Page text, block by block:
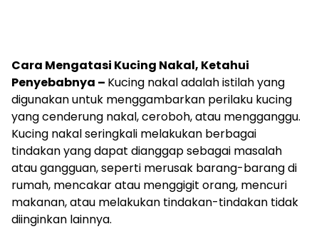
Cara Mengatasi Kucing Nakal, Ketahui
Penyebabnya – Kucing nakal adalah istilah yang
digunakan untuk menggambarkan perilaku kucing
yang cenderung nakal, ceroboh, atau mengganggu.
Kucing nakal seringkali melakukan berbagai
tindakan yang dapat dianggap sebagai masalah
atau gangguan, seperti merusak barang-barang di
rumah, mencakar atau menggigit orang, mencuri
makanan, atau melakukan tindakan-tindakan tidak
diinginkan lainnya.